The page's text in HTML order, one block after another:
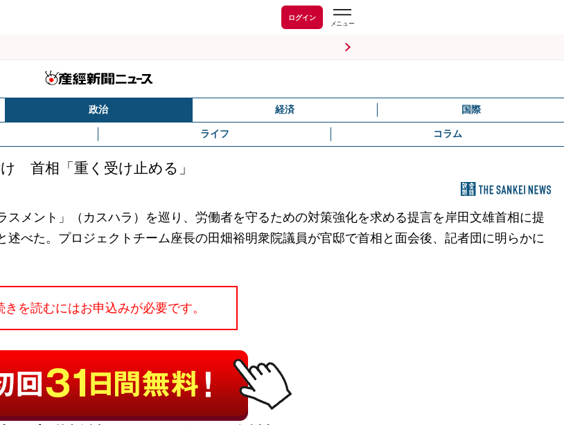
ログイン
政治 経済 国際
ライフ コラム
首相「重く受け止める」
メント」（カスハラ）を巡り、労働者を守るための対策強化を求める提言を岸田文雄首相に提
べた。プロジェクトチーム座長の田畑裕明衆院議員が官邸で首相と面会後、記者団に明らかに
きを読むにはお申込みが必要です。